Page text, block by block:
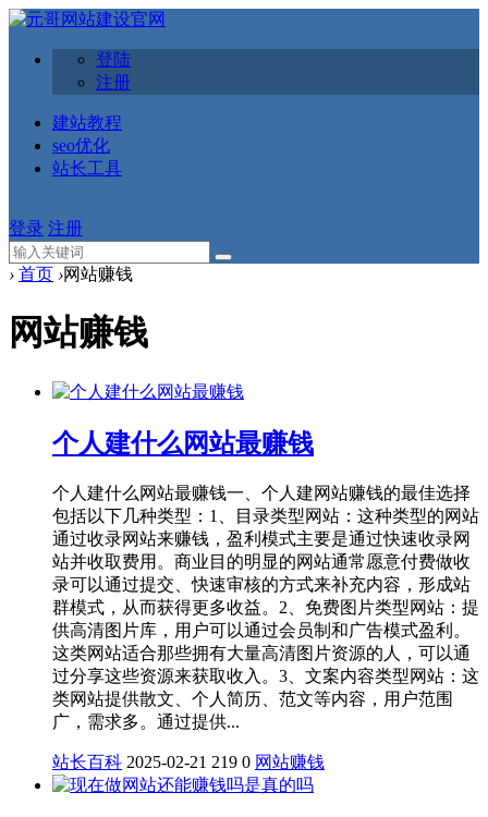
登陆
注册
建站教程
seo优化
站长工具
登录 注册
› 首页 ›网站赚钱
网站赚钱
个人建什么网站最赚钱
个人建什么网站最赚钱一、个人建网站赚钱的最佳选择
包括以下几种类型‌：‌‌1、目录类型网站‌：这种类型的网站
通过收录网站来赚钱，盈利模式主要是通过快速收录网
站并收取费用。商业目的明显的网站通常愿意付费做收
录可以通过提交、快速审核的方式来补充内容，形成站
群模式，从而获得更多收益。‌2、免费图片类型网站‌：提
供高清图片库，用户可以通过会员制和广告模式盈利。
这类网站适合那些拥有大量高清图片资源的人，可以通
过分享这些资源来获取收入。‌3、文案内容类型网站‌：这
类网站提供散文、个人简历、范文等内容，用户范围
广，需求多。通过提供...
站长百科 2025-02-21 219 0 网站赚钱